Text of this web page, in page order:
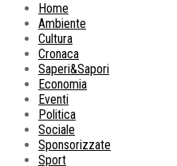
Home
Ambiente
Cultura
Cronaca
Saperi&Sapori
Economia
Eventi
Politica
Sociale
Sponsorizzate
Sport